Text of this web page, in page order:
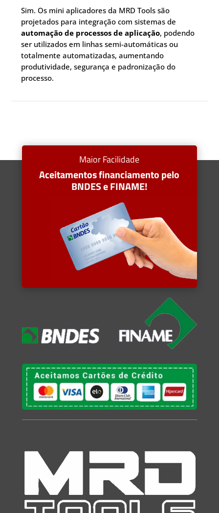
Sim. Os mini aplicadores da MRD Tools são
projetados para integração com sistemas de
automação de processos de aplicação, podendo
ser utilizados em linhas semi-automáticas ou
totalmente automatizadas, aumentando
produtividade, segurança e padronização do
processo.
Maior Facilidade
Aceitamentos financiamento pelo
BNDES e FINAME!